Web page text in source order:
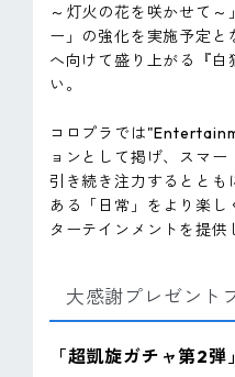
～灯火の花を咲かせて
ー」の強化を実施予定と
へ向けて盛り上がる『白
い。
コロプラでは
ョンとして掲げ、スマ
引き続き注力するとと
ある「日常」をより楽
ターテインメントを提供
大感謝プレゼン
「超凱旋ガチャ第2弾